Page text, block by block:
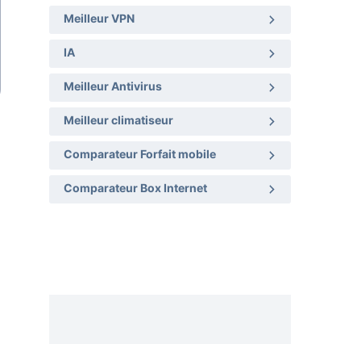
Meilleur VPN
IA
Meilleur Antivirus
Meilleur climatiseur
Comparateur Forfait mobile
Comparateur Box Internet